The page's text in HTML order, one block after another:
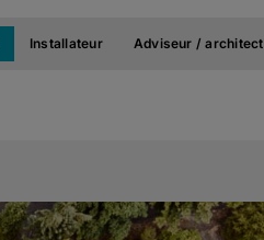
Installateur Adviseur / architect